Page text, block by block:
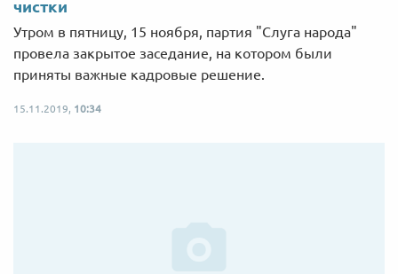
чистки
Утром в пятницу, 15 ноября, партия "Слуга народа"
провела закрытое заседание, на котором были
приняты важные кадровые решение.
15.11.2019, 10:34